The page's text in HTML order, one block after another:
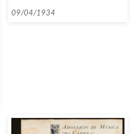
09/04/1934